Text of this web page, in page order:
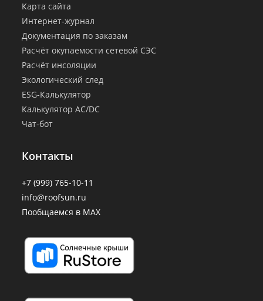
Карта сайта
Интернет-журнал
Документация по заказам
Расчёт окупаемости сетевой СЭС
Расчёт инсоляции
Экологический след
ESG-Калькулятор
Калькулятор AC/DC
Чат-бот
Контакты
+7 (999) 765-10-11
info@roofsun.ru
Пообщаемся в MAX